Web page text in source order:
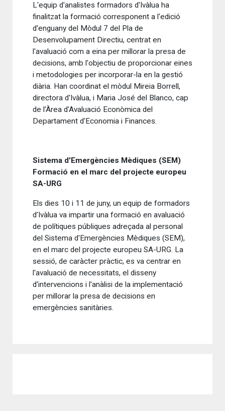
L'equip d'analistes formadors d'Ivàlua ha
finalitzat la formació corresponent a l'edició
d'enguany del Mòdul 7 del Pla de
Desenvolupament Directiu, centrat en
l'avaluació com a eina per millorar la presa de
decisions, amb l'objectiu de proporcionar eines
i metodologies per incorporar-la en la gestió
diària. Han coordinat el mòdul Mireia Borrell,
directora d'Ivàlua, i Maria José del Blanco, cap
de l'Àrea d'Avaluació Econòmica del
Departament d'Economia i Finances.
Sistema d'Emergències Mèdiques (SEM)
Formació en el marc del projecte europeu
SA-URG
Els dies 10 i 11 de juny, un equip de formadors
d'Ivàlua va impartir una formació en avaluació
de polítiques públiques adreçada al personal
del Sistema d'Emergències Mèdiques (SEM),
en el marc del projecte europeu SA-URG. La
sessió, de caràcter pràctic, es va centrar en
l'avaluació de necessitats, el disseny
d'intervencions i l'anàlisi de la implementació
per millorar la presa de decisions en
emergències sanitàries.